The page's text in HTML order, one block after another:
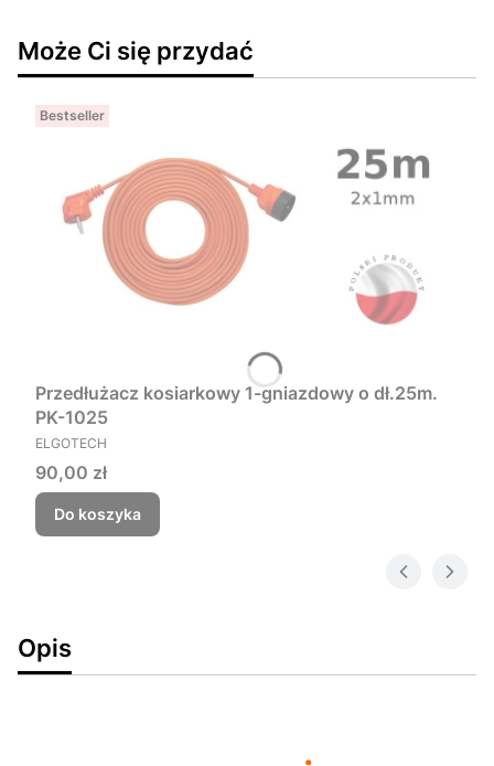
Może Ci się przydać
Bestseller
Przedłużacz kosiarkowy 1-gniazdowy o dł.25m.
PK-1025
PRODUCENT
ELGOTECH
Cena
90,00 zł
Do koszyka
Opis